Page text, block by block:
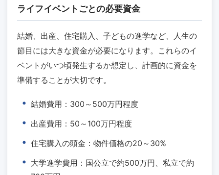
ライフイベントごとの必要資金
結婚、出産、住宅購入、子どもの進学など、人生の
節目には大きな資金が必要になります。これらのイ
ベントがいつ頃発生するか想定し、計画的に資金を
準備することが大切です。
結婚費用：300～500万円程度
出産費用：50～100万円程度
住宅購入の頭金：物件価格の20～30%
大学進学費用：国公立で約500万円、私立で約